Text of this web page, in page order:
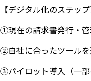
【デジタル化のステップ
①現在の請求書発行・
②自社に合ったツールを
③パイロット導入（一部